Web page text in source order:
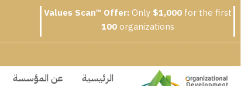
Values Scan™ Offer:Only $1,000 for the first
100organizations
الرئيسية عن المؤسسة